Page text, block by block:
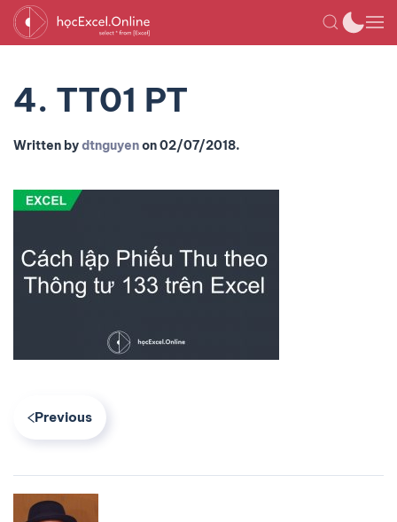
4. TT01 PT
Written bydtnguyenon02/07/2018.
Previous